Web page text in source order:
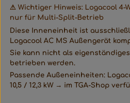
⚠ Wichtiger Hinweis: Logacool 4-
nur für Multi-Split-Betrieb
Diese Inneneinheit ist
Logacool AC MS Außengerät
Sie kann nicht als
betrieben werden.
Passende Außeneinheiten:
10,5 / 12,3 kW → im TGA-Shop